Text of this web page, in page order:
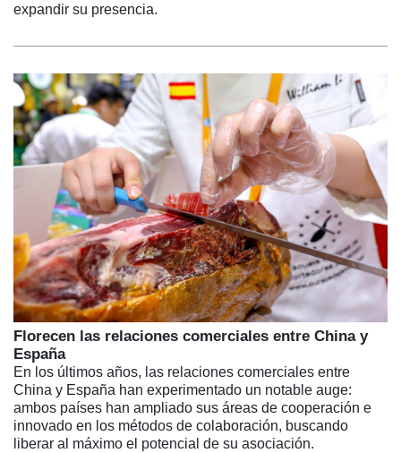
expandir su presencia.
Florecen las relaciones comerciales entre China y
España
En los últimos años, las relaciones comerciales entre
China y España han experimentado un notable auge:
ambos países han ampliado sus áreas de cooperación e
innovado en los métodos de colaboración, buscando
liberar al máximo el potencial de su asociación.